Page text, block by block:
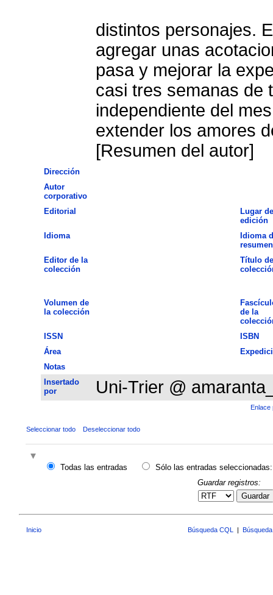
distintos personajes.
agregar unas
pasa y mejorar la
casi tres semanas de
independiente del
extender los amores
[Resumen del autor]
Dirección
Autor
corporativo
Editorial
Lugar de
edición
Idioma
Idioma
resumen
Editor de la
colección
Título
Volumen de
la colección
de la
ISSN
ISBN
Área
Notas
Insertado
por
Uni-Trier @
Enlace
Seleccionar todo Deseleccionar todo
Todas las entradas
Sólo las entradas seleccionadas:
Guardar registros:
Guardar
Inicio Búsqueda CQL